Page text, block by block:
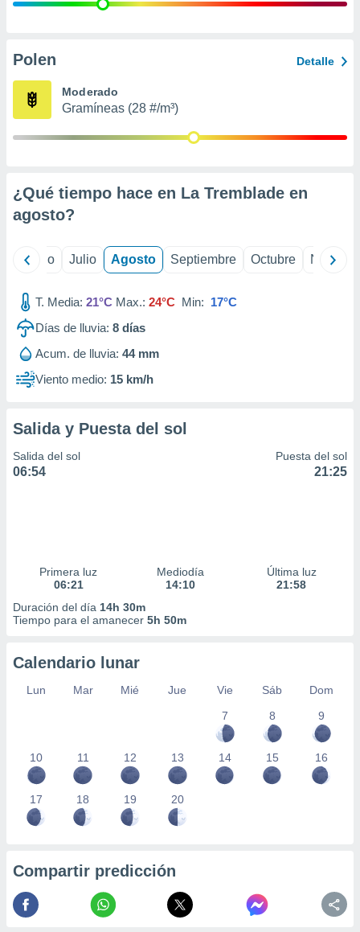
publicidad
de
Polen Detalle
Moderado
Gramíneas (28 #/m³)
¿Qué tiempo hace en La Tremblade en
agosto?
Junio Julio Agosto Septiembre Octubre
T. Media: 21°C Max.: 24°C Min: 17°C
Días de lluvia: 8 días
Acum. de lluvia: 44 mm
Viento medio: 15 km/h
Salida y Puesta del sol
Salida del sol
06:54
Puesta del sol
21:25
Primera luz
06:21
Mediodía
14:10
Última luz
21:58
Duración del día 14h 30m
Tiempo para el amanecer 5h 50m
Calendario lunar
Lun Mar Mié Jue Vie Sáb
Dom
7
8 9
10 11 12 13 14 15 16
17 18 19 20
Compartir predicción